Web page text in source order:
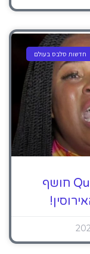
חדשות סלבס בעולם
ה-GAY LOVER של Quaylon חושף